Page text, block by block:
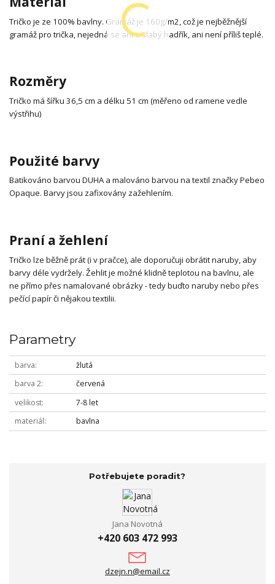
Tričko je ze 100% bavlny. Gramáž je 160g/m2, což je nejběžnější
gramáž pro trička, nejedná se ani o slabý hadřík, ani není příliš teplé.
Rozměry
Tričko má šířku 36,5 cm a délku 51 cm (měřeno od ramene vedle
výstřihu)
Použité barvy
Batikováno barvou DUHA a malováno barvou na textil značky Pebeo
Opaque. Barvy jsou zafixovány zažehlením.
Praní a žehlení
Tričko lze běžně prát (i v pračce), ale doporučuji obrátit naruby, aby
barvy déle vydržely. Žehlit je možné klidně teplotou na bavlnu, ale
ne přímo přes namalované obrázky - tedy buďto naruby nebo přes
pečící papír či nějakou textilii.
Parametry
barva
žlutá
barva 2
červená
velikost
7-8 let
materiál
bavlna
Potřebujete poradit?
Jana Novotná
+420 603 472 993
dzejn.n@email.cz